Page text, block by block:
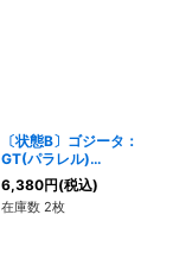
〔状態B〕ゴジータ：
GT(パラレル)
【SCR☆】{FB09-123}
6,380円(税込)
在庫数 2枚